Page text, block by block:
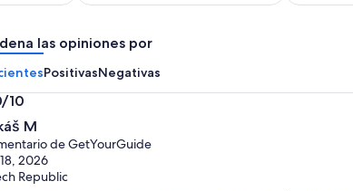
de
por
adulto
de
las opiniones por
PositivasNegativas
10
M
de GetYourGuide
2026
Republic